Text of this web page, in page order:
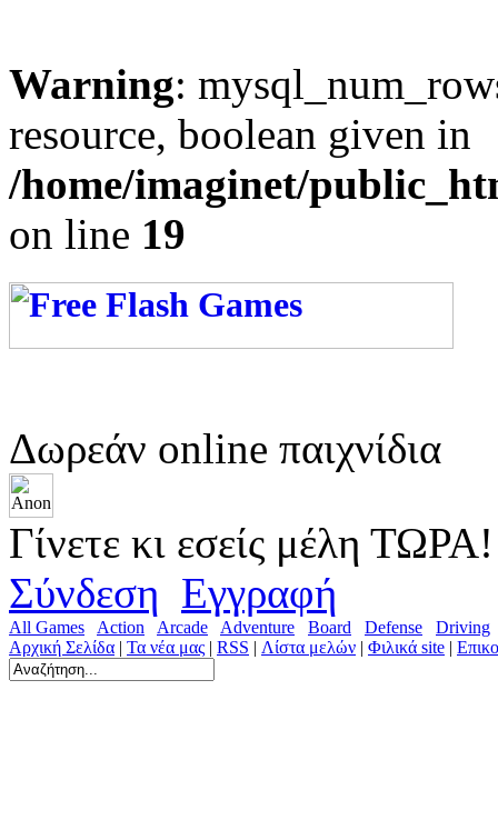
Warning:
resource, boolean given in
/home/imaginet/
on line 19
Δωρεάν online παιχνίδια
Γίνετε κι εσείς μέλη ΤΩΡΑ!
Σύνδεση Εγγραφή
All Games Action Arcade Adventure Board Defense
Driving
Αρχική Σελίδα | Τα νέα μας | RSS | Λίστα μελών | Φιλικά site |